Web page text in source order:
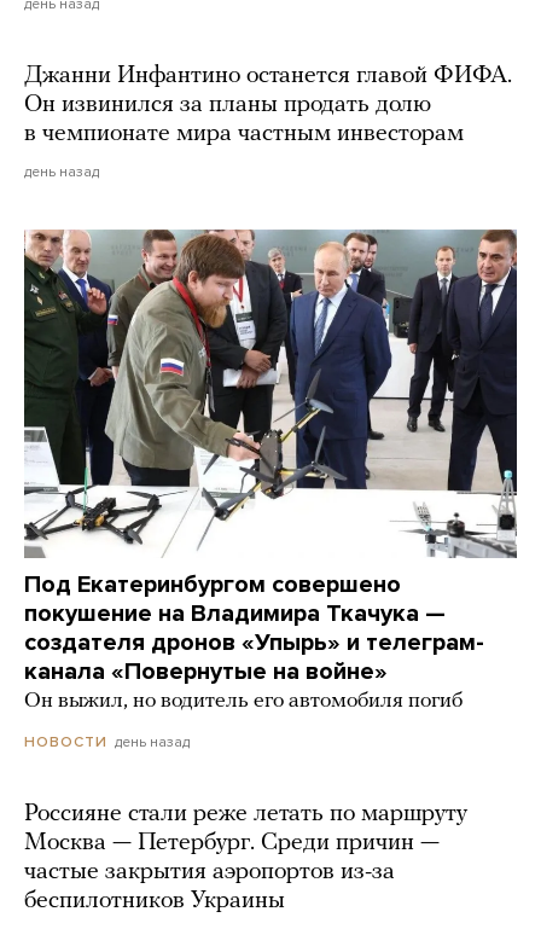
день назад
Джанни Инфантино останется главой ФИФА.
Он извинился за планы продать долю
в чемпионате мира частным инвесторам
день назад
Под Екатеринбургом совершено
покушение на Владимира Ткачука —
создателя дронов «Упырь» и телеграм-
канала «Повернутые на войне»
Он выжил, но водитель его автомобиля погиб
НОВОСТИ день назад
Россияне стали реже летать по маршруту
Москва — Петербург. Среди причин —
частые закрытия аэропортов из-за
беспилотников Украины